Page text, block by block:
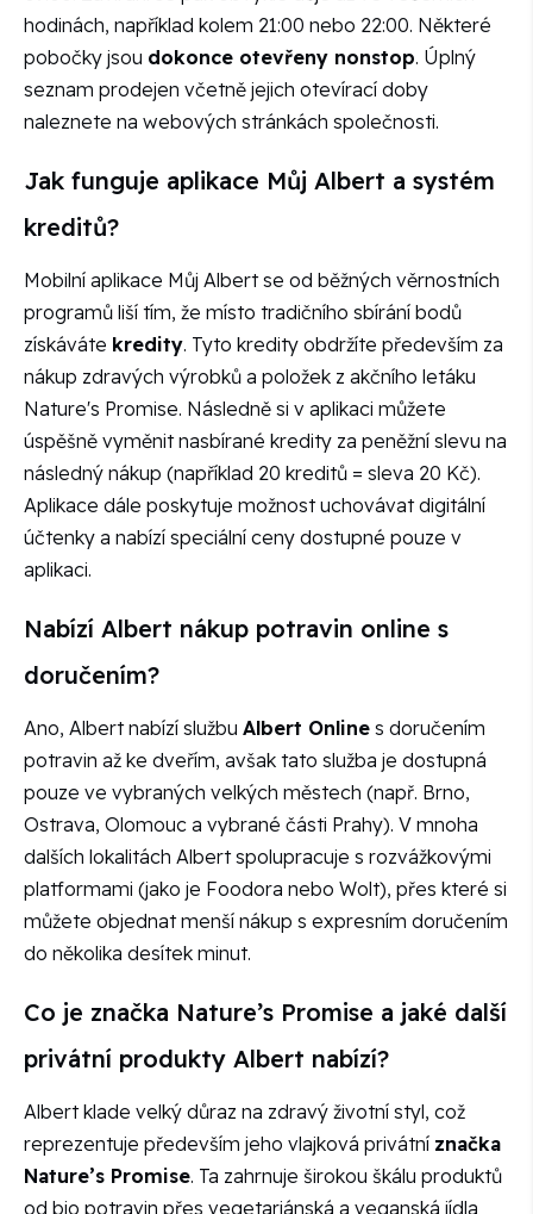
hodinách, například kolem 21:00 nebo 22:00. Některé
pobočky jsou dokonce otevřeny nonstop. Úplný
seznam prodejen včetně jejich otevírací doby
naleznete na webových stránkách společnosti.
Jak funguje aplikace Můj Albert a systém
kreditů?
Mobilní aplikace Můj Albert se od běžných věrnostních
programů liší tím, že místo tradičního sbírání bodů
získáváte kredity. Tyto kredity obdržíte především za
nákup zdravých výrobků a položek z akčního letáku
Nature's Promise. Následně si v aplikaci můžete
úspěšně vyměnit nasbírané kredity za peněžní slevu na
následný nákup (například 20 kreditů = sleva 20 Kč).
Aplikace dále poskytuje možnost uchovávat digitální
účtenky a nabízí speciální ceny dostupné pouze v
aplikaci.
Nabízí Albert nákup potravin online s
doručením?
Ano, Albert nabízí službu Albert Online s doručením
potravin až ke dveřím, avšak tato služba je dostupná
pouze ve vybraných velkých městech (např. Brno,
Ostrava, Olomouc a vybrané části Prahy). V mnoha
dalších lokalitách Albert spolupracuje s rozvážkovými
platformami (jako je Foodora nebo Wolt), přes které si
můžete objednat menší nákup s expresním doručením
do několika desítek minut.
Co je značka Nature’s Promise a jaké další
privátní produkty Albert nabízí?
Albert klade velký důraz na zdravý životní styl, což
reprezentuje především jeho vlajková privátní značka
Nature’s Promise. Ta zahrnuje širokou škálu produktů
od bio potravin přes vegetariánská a veganská jídla